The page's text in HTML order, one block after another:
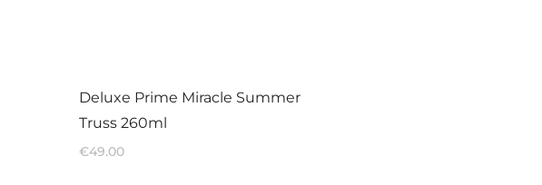
Deluxe Prime Miracle Summer
Truss 260ml
€49.00